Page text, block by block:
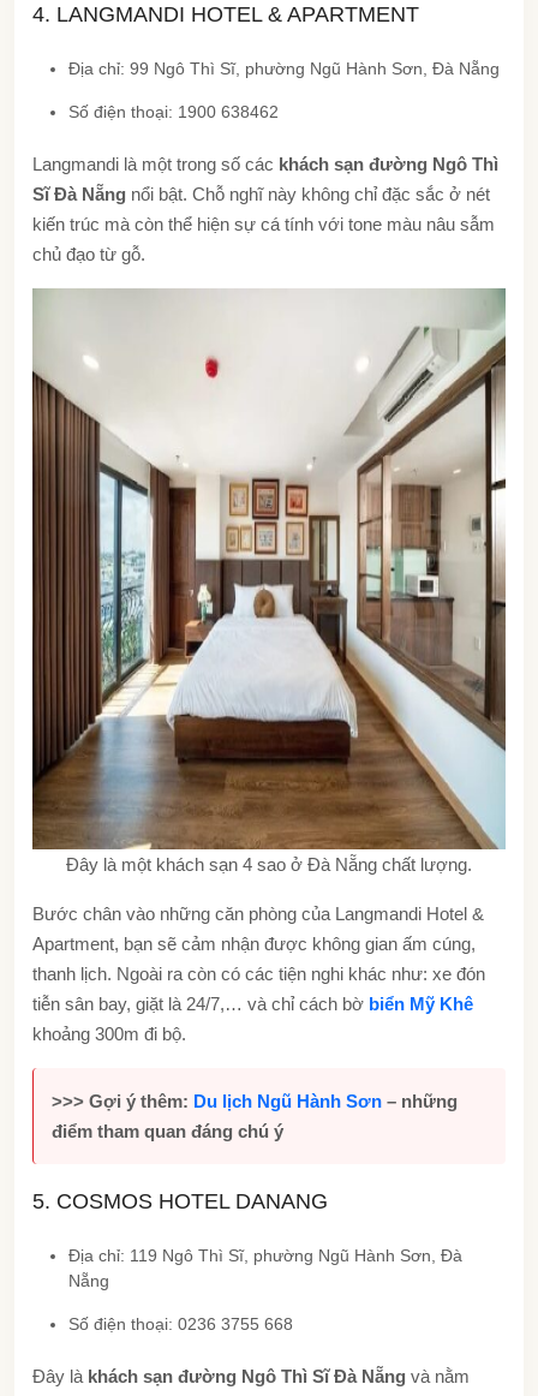
4. LANGMANDI HOTEL & APARTMENT
Địa chỉ: 99 Ngô Thì Sĩ, phường Ngũ Hành Sơn, Đà Nẵng
Số điện thoại: 1900 638462
Langmandi là một trong số các khách sạn đường Ngô Thì
Sĩ Đà Nẵng nổi bật. Chỗ nghĩ này không chỉ đặc sắc ở nét
kiến trúc mà còn thể hiện sự cá tính với tone màu nâu sẫm
chủ đạo từ gỗ.
Đây là một khách sạn 4 sao ở Đà Nẵng chất lượng.
Bước chân vào những căn phòng của Langmandi Hotel &
Apartment, bạn sẽ cảm nhận được không gian ấm cúng,
thanh lịch. Ngoài ra còn có các tiện nghi khác như: xe đón
tiễn sân bay, giặt là 24/7,… và chỉ cách bờ biển Mỹ Khê
khoảng 300m đi bộ.
>>> Gợi ý thêm: Du lịch Ngũ Hành Sơn – những
điểm tham quan đáng chú ý
5. COSMOS HOTEL DANANG
Địa chỉ: 119 Ngô Thì Sĩ, phường Ngũ Hành Sơn, Đà
Nẵng
Số điện thoại: 0236 3755 668
Đây là khách sạn đường Ngô Thì Sĩ Đà Nẵng và nằm